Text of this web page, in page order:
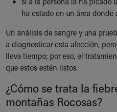
ha estado en un área
Un análisis de sangre y una
a diagnosticar esta afección,
lleva tiempo; por eso, el
que estos estén listos.
¿Cómo se trata la
montañas Rocosas?